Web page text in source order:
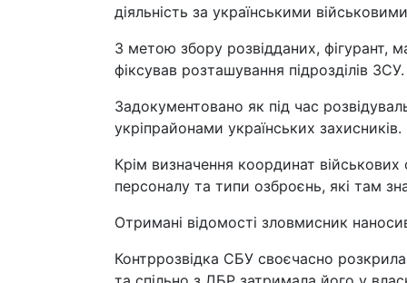
діяльність за українськими
З метою збору розвідданих, фігурант,
фіксував розташування підрозділів ЗСУ.
Задокументовано як під час
укріпрайонами українських захисників.
Крім визначення координат військових
персоналу та типи озброєнь, які там
Отримані відомості зловмисник
Контррозвідка СБУ своєчасно